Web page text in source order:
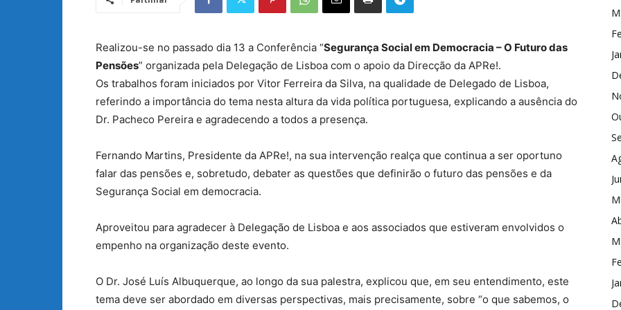
Realizou-se no passado dia 13 a Conferência “Segurança Social em Democracia – O Futuro das
Pensões” organizada pela Delegação de Lisboa com o apoio da Direcção da APRe!.
Os trabalhos foram iniciados por Vitor Ferreira da Silva, na qualidade de Delegado de Lisboa,
referindo a importância do tema nesta altura da vida política portuguesa, explicando a ausência do
Dr. Pacheco Pereira e agradecendo a todos a presença.
Fernando Martins, Presidente da APRe!, na sua intervenção realça que continua a ser oportuno
falar das pensões e, sobretudo, debater as questões que definirão o futuro das pensões e da
Segurança Social em democracia.
Aproveitou para agradecer à Delegação de Lisboa e aos associados que estiveram envolvidos o
empenho na organização deste evento.
O Dr. José Luís Albuquerque, ao longo da sua palestra, explicou que, em seu entendimento, este
tema deve ser abordado em diversas perspectivas, mais precisamente, sobre “o que sabemos, o